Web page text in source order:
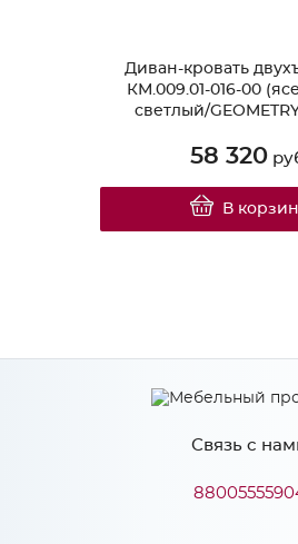
Диван-кровать
КМ.009.01-016-00
светлый/GEOMETRY
58 320
В
Связь с